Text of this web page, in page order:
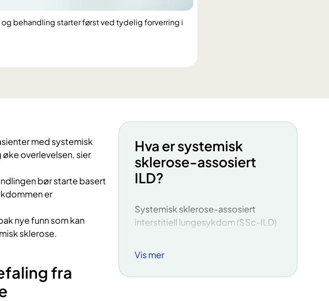
behandling starter først ved tydelig forverring i
med systemisk
overlevelsen, sier
bør starte basert
er
nye funn som kan
sklerose.
fra
Hva er systemisk
sklerose-assosiert
ILD?
Systemisk sklerose-assosiert
interstitiell lungesykdom (SSc-ILD)
med systemisk sklerose. Dette er
en sjelden kronisk, autoimmun
Vis mer